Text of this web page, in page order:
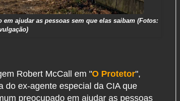
ajudar as pessoas sem que elas saibam (Fotos:
Robert McCall em "O Protetor",
do ex-agente especial da CIA que
preocupado em ajudar as pessoas